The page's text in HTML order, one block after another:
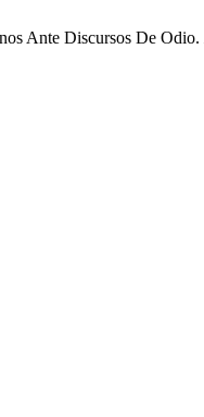
Ante Discursos De Odio.